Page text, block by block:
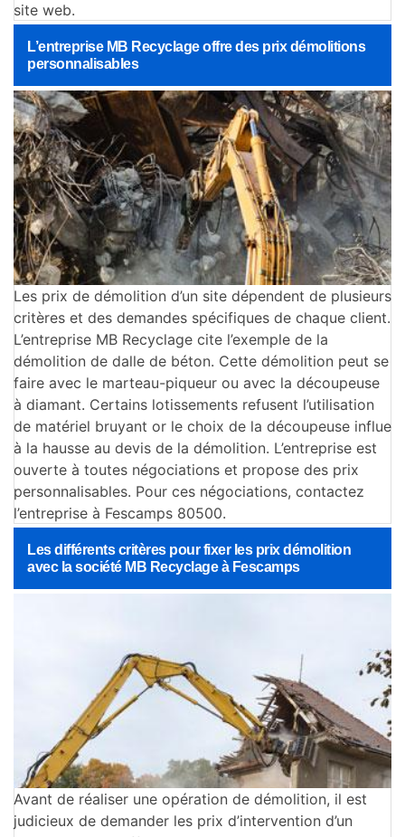
site web.
L’entreprise MB Recyclage offre des prix démolitions
personnalisables
Les prix de démolition d’un site dépendent de plusieurs
critères et des demandes spécifiques de chaque client.
L’entreprise MB Recyclage cite l’exemple de la
démolition de dalle de béton. Cette démolition peut se
faire avec le marteau-piqueur ou avec la découpeuse
à diamant. Certains lotissements refusent l’utilisation
de matériel bruyant or le choix de la découpeuse influe
à la hausse au devis de la démolition. L’entreprise est
ouverte à toutes négociations et propose des prix
personnalisables. Pour ces négociations, contactez
l’entreprise à Fescamps 80500.
Les différents critères pour fixer les prix démolition
avec la société MB Recyclage à Fescamps
Avant de réaliser une opération de démolition, il est
judicieux de demander les prix d’intervention d’un